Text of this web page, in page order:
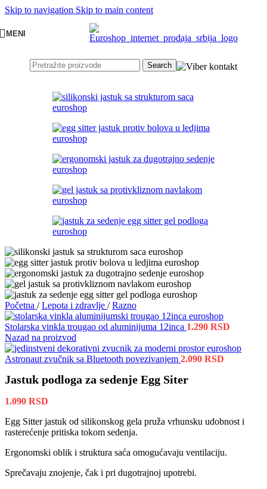
Skip to navigation Skip to main content
MENI
Search
Početna / Lepota i zdravlje / Razno
Stolarska vinkla trougao od aluminijuma 12inca 1.290 RSD
Nazad na proizvod
Astronaut zvučnik sa Bluetooth povezivanjem 2.090 RSD
Jastuk podloga za sedenje Egg Siter
1.090 RSD
Egg Sitter jastuk od silikonskog gela pruža vrhunsku udobnost i
rasterećenje pritiska tokom sedenja.
Ergonomski oblik i struktura saća omogućavaju ventilaciju.
Sprečavaju znojenje, čak i pri dugotrajnoj upotrebi.